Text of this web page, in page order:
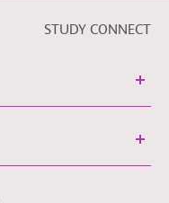
STUDY CONNECT